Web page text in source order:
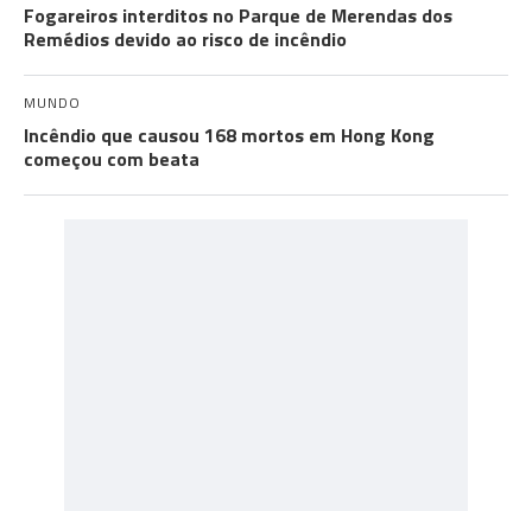
Fogareiros interditos no Parque de Merendas dos
Remédios devido ao risco de incêndio
MUNDO
Incêndio que causou 168 mortos em Hong Kong
começou com beata